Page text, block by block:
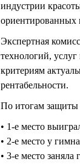
индустрии
ориентированных
Экспертная
технологий,
критериям
рентабельности.
По итогам защиты
• 1-е место
• 2-е место у
• 3-е место